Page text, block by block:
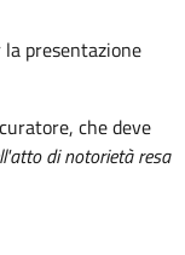
presentazione
che deve
di notorietà resa